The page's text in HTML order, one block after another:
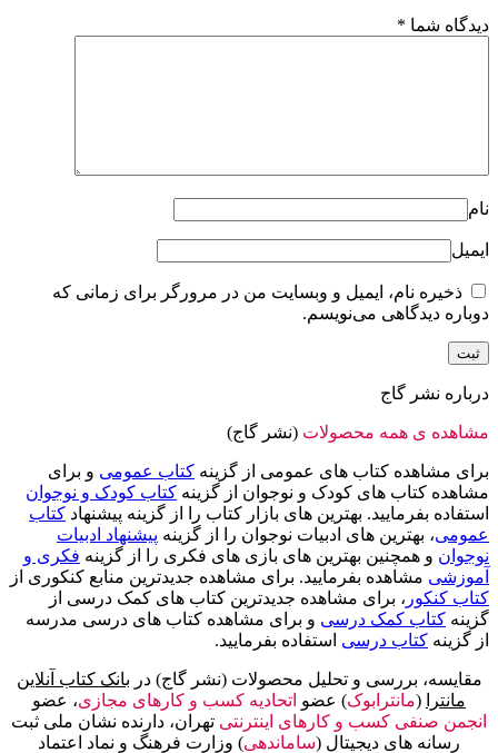
دیدگاه شما *
نام
ایمیل
ذخیره نام، ایمیل و وبسایت من در مرورگر برای زمانی که
دوباره دیدگاهی می‌نویسم.
درباره نشر گاج
مشاهده ی همه محصولات (نشر گاج)
برای مشاهده کتاب های عمومی از گزینه کتاب عمومی و برای
مشاهده کتاب های کودک و نوجوان از گزینه کتاب کودک و نوجوان
استفاده بفرمایید. بهترین های بازار کتاب را از گزینه پیشنهاد کتاب
عمومی، بهترین های ادبیات نوجوان را از گزینه پیشنهاد ادبیات
نوجوان و همچنین بهترین های بازی های فکری را از گزینه فکری و
آموزشی مشاهده بفرمایید. برای مشاهده جدیدترین منابع کنکوری از
کتاب کنکور ، برای مشاهده جدیدترین کتاب های کمک درسی از
گزینه کتاب کمک درسی و برای مشاهده کتاب های درسی مدرسه
از گزینه کتاب درسی استفاده بفرمایید.
مقایسه، بررسی و تحلیل محصولات (نشر گاج) در بانک کتاب آنلاین
مانترا
(مانترابوک) عضو اتحادیه کسب و کارهای مجازی، عضو
انجمن صنفی کسب و کارهای اینترنتی تهران، دارنده نشان ملی ثبت
رسانه های دیجیتال (ساماندهی) وزارت فرهنگ و نماد اعتماد